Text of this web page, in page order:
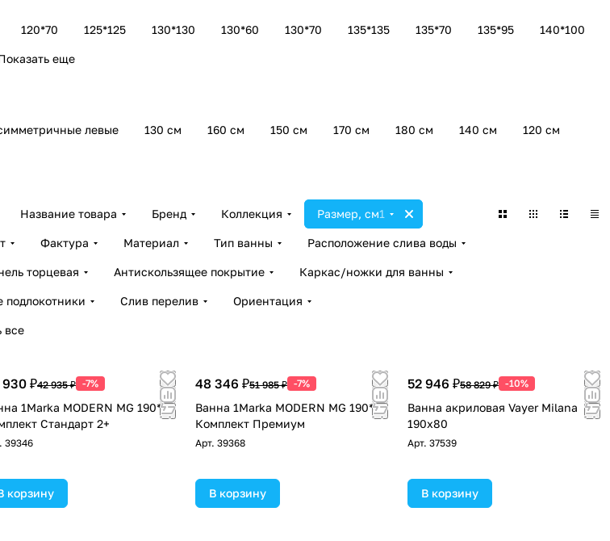
120*70 125*125 130*130 130*60 130*70 135*135 135*70 135*95 140*100
еще
левые 130 см 160 см 150 см 170 см 180 см 140 см 120 см
Название товара Бренд Коллекция Размер, см1
Фактура Материал Тип ванны Расположение слива воды
торцевая Антискользящее покрытие Каркас/ножки для ванны
подлокотники Слив перелив Ориентация
все
₽42 935 ₽ -7%
1Marka MODERN MG 190*80
Стандарт 2+
39346
корзину
48 346 ₽51 985 ₽ -7%
Ванна 1Marka MODERN MG 190*80
Комплект Премиум
Арт. 39368
В корзину
52 946 ₽58 829 ₽ -10%
Ванна акриловая Vayer Milana
190x80
Арт. 37539
В корзину